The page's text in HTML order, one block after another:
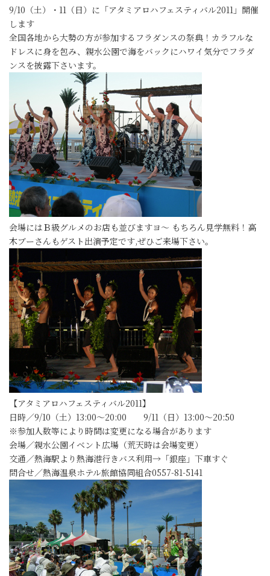
9/10（土）・11（日）に「アタミアロハフェスティバル2011」開催
します
全国各地から大勢の方が参加するフラダンスの祭典！カラフルな
ドレスに身を包み、親水公園で海をバックにハワイ気分でフラダ
ンスを披露下さいます。
会場にはＢ級グルメのお店も並びますヨ～ もちろん見学無料！高
木ブーさんもゲスト出演予定です,ぜひご来場下さい。
【アタミアロハフェスティバル2011】
日時／9/10（土）13:00～20:00 9/11（日）13:00～20:50
※参加人数等により時間は変更になる場合があります
会場／親水公園イベント広場（荒天時は会場変更）
交通／熱海駅より熱海港行きバス利用→「銀座」下車すぐ
問合せ／熱海温泉ホテル旅館協同組合0557-81-5141